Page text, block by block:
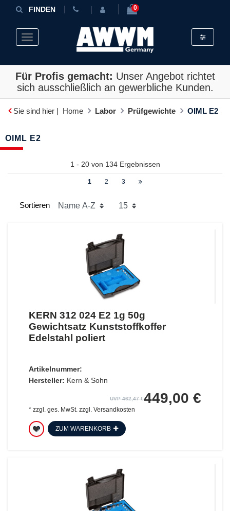
FINDEN 0
Toggle navigation Toggle
Für Profis gemacht: Unser Angebot richtet
sich ausschließlich an gewerbliche Kunden.
Sie sind hier | Home Labor Prüfgewichte OIML E2
OIML E2
1 - 20 von 134Ergebnissen
1 2 3
Sortieren
KERN 312 024 E2 1g 50g
Gewichtsatz Kunststoffkoffer
Edelstahl poliert
Artikelnummer:
Hersteller: Kern & Sohn
UVP 462,47 €449,00 €
* zzgl. ges. MwSt.zzgl. Versandkosten
ZUM WARENKORB